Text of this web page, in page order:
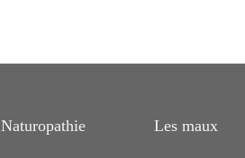
Naturopathie Les maux